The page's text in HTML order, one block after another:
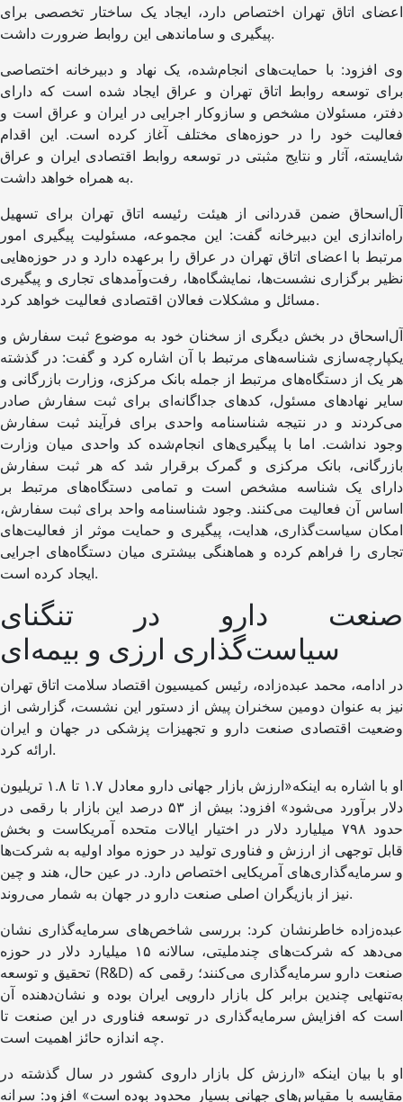
اعضای اتاق تهران اختصاص دارد، ایجاد یک ساختار تخصصی برای
پیگیری و ساماندهی این روابط ضرورت داشت.
وی افزود: با حمایت‌های انجام‌شده، یک نهاد و دبیرخانه اختصاصی
برای توسعه روابط اتاق تهران و عراق ایجاد شده است که دارای
دفتر، مسئولان مشخص و سازوکار اجرایی در ایران و عراق است و
فعالیت خود را در حوزه‌های مختلف آغاز کرده است. این اقدام
شایسته، آثار و نتایج مثبتی در توسعه روابط اقتصادی ایران و عراق
به همراه خواهد داشت.
آل‌اسحاق ضمن قدردانی از هیئت رئیسه اتاق تهران برای تسهیل
راه‌اندازی این دبیرخانه گفت: این مجموعه، مسئولیت پیگیری امور
مرتبط با اعضای اتاق تهران در عراق را برعهده دارد و در حوزه‌هایی
نظیر برگزاری نشست‌ها، نمایشگاه‌ها، رفت‌وآمدهای تجاری و پیگیری
مسائل و مشکلات فعالان اقتصادی فعالیت خواهد کرد.
آل‌اسحاق در بخش دیگری از سخنان خود به موضوع ثبت سفارش و
یکپارچه‌سازی شناسه‌های مرتبط با آن اشاره کرد و گفت: در گذشته
هر یک از دستگاه‌های مرتبط از جمله بانک مرکزی، وزارت بازرگانی و
سایر نهادهای مسئول، کدهای جداگانه‌ای برای ثبت سفارش صادر
می‌کردند و در نتیجه شناسنامه واحدی برای فرآیند ثبت سفارش
وجود نداشت. اما با پیگیری‌های انجام‌شده کد واحدی میان وزارت
بازرگانی، بانک مرکزی و گمرک برقرار شد که هر ثبت سفارش
دارای یک شناسه مشخص است و تمامی دستگاه‌های مرتبط بر
اساس آن فعالیت می‌کنند. وجود شناسنامه واحد برای ثبت سفارش،
امکان سیاست‌گذاری، هدایت، پیگیری و حمایت موثر از فعالیت‌های
تجاری را فراهم کرده و هماهنگی بیشتری میان دستگاه‌های اجرایی
ایجاد کرده است.
صنعت دارو در تنگنای
سیاست‌گذاری ارزی و بیمه‌ای
در ادامه، محمد عبده‌زاده، رئیس کمیسیون اقتصاد سلامت اتاق تهران
نیز به عنوان دومین سخنران پیش‌ از دستور این نشست، گزارشی از
وضعیت اقتصادی صنعت دارو و تجهیزات پزشکی در جهان و ایران
ارائه کرد.
او با اشاره به اینکه«ارزش بازار جهانی دارو معادل ۱.۷ تا ۱.۸ تریلیون
دلار برآورد می‌شود» افزود: بیش از ۵۳ درصد این بازار با رقمی در
حدود ۷۹۸ میلیارد دلار در اختیار ایالات متحده آمریکاست و بخش
قابل توجهی از ارزش و فناوری تولید در حوزه مواد اولیه به شرکت‌ها
و سرمایه‌گذاری‌های آمریکایی اختصاص دارد. در عین حال، هند و چین
نیز از بازیگران اصلی صنعت دارو در جهان به شمار می‌روند.
عبده‌زاده خاطرنشان کرد: بررسی شاخص‌های سرمایه‌گذاری نشان
می‌دهد که شرکت‌های چندملیتی، سالانه ۱۵ میلیارد دلار در حوزه
تحقیق و توسعه (R&D) صنعت دارو سرمایه‌گذاری می‌کنند؛ رقمی که
به‌تنهایی چندین برابر کل بازار دارویی ایران بوده و نشان‌دهنده آن
است که افزایش سرمایه‌گذاری در توسعه فناوری در این صنعت تا
چه اندازه حائز اهمیت است.
او با بیان اینکه «ارزش کل بازار داروی کشور در سال گذشته در
مقایسه با مقیاس‌های جهانی بسیار محدود بوده است» افزود: سرانه